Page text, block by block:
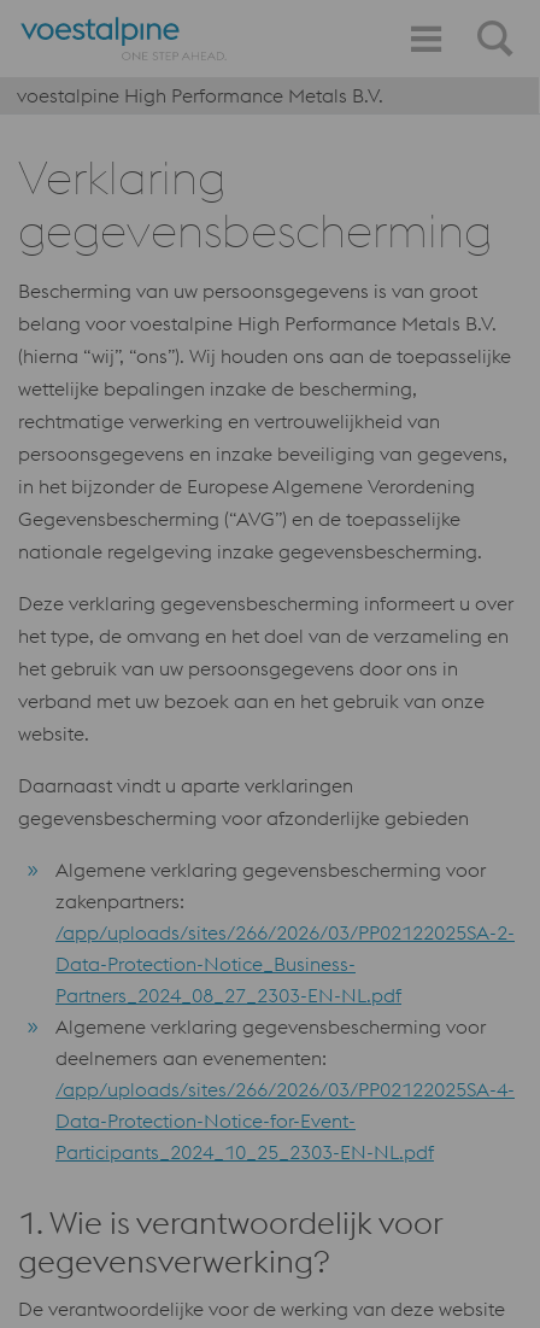
voestalpine High Performance Metals B.V.
Verklaring
gegevensbescherming
Bescherming van uw persoonsgegevens is van groot
belang voor voestalpine High Performance Metals B.V.
(hierna “wij”, “ons”). Wij houden ons aan de toepasselijke
wettelijke bepalingen inzake de bescherming,
rechtmatige verwerking en vertrouwelijkheid van
persoonsgegevens en inzake beveiliging van gegevens,
in het bijzonder de Europese Algemene Verordening
Gegevensbescherming (“AVG”) en de toepasselijke
nationale regelgeving inzake gegevensbescherming.
Deze verklaring gegevensbescherming informeert u over
het type, de omvang en het doel van de verzameling en
het gebruik van uw persoonsgegevens door ons in
verband met uw bezoek aan en het gebruik van onze
website.
Daarnaast vindt u aparte verklaringen
gegevensbescherming voor afzonderlijke gebieden
Algemene verklaring gegevensbescherming voor
zakenpartners:
/app/uploads/sites/266/2026/03/PP02122025SA-2-
Data-Protection-Notice_Business-
Partners_2024_08_27_2303-EN-NL.pdf
Algemene verklaring gegevensbescherming voor
deelnemers aan evenementen:
/app/uploads/sites/266/2026/03/PP02122025SA-4-
Data-Protection-Notice-for-Event-
Participants_2024_10_25_2303-EN-NL.pdf
1. Wie is verantwoordelijk voor
gegevensverwerking?
De verantwoordelijke voor de werking van deze website